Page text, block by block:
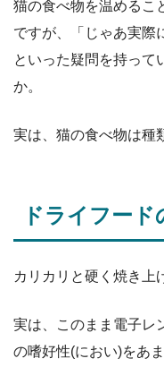
猫の食べ物を温めるこ
ですが、「じゃあ実際
といった疑問を持って
か。
実は、猫の食べ物は種
ドライフー
カリカリと硬く焼き上
実は、このまま電子レ
の嗜好性(におい)をあ